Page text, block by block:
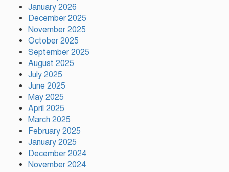
January 2026
December 2025
November 2025
October 2025
September 2025
August 2025
July 2025
June 2025
May 2025
April 2025
March 2025
February 2025
January 2025
December 2024
November 2024